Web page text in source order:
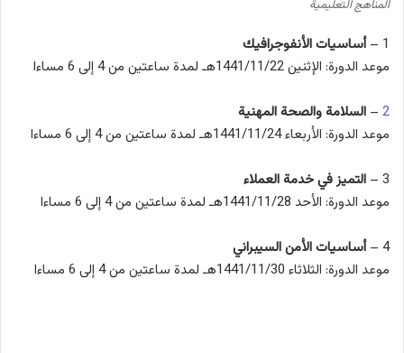
المناهج التعليمية
1 –
أساسيات الأنفوجرافيك
موعد الدورة: الإثنين 1441/11/22هـ لمدة ساعتين من 4 إلى 6 مساءا
2
– السلامة والصحة المهنية
موعد الدورة: الأربعاء 1441/11/24هـ لمدة ساعتين من 4 إلى 6 مساءا
3 –
التميز في خدمة العملاء
موعد الدورة: الأحد 1441/11/28هـ لمدة ساعتين من 4 إلى 6 مساءا
4 –
أساسيات الأمن السيبراني
موعد الدورة: الثلاثاء 1441/11/30هـ لمدة ساعتين من 4 إلى 6 مساءا